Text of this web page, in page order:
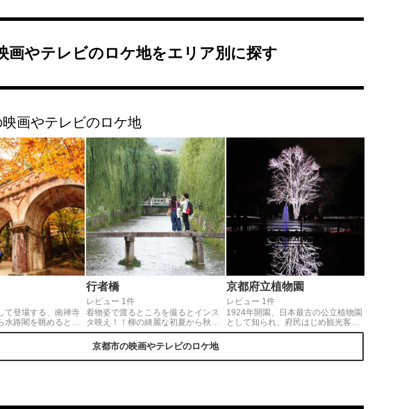
画やテレビのロケ地をエリア別に探す
画やテレビのロケ地
て登場する、南禅寺
水路閣を眺めると圧
がる、、、紅葉の季
行者橋
レビュー 1件
着物姿で渡るところを撮るとインス
タ映え！！柳の綺麗な初夏から秋ま
でがオススメです！
京都府立植物園
レビュー 1件
1924年開園、日本最古の公立植物園
として知られ、府民はじめ観光客に
も親しまれている。近年は夜間開放
る」のロケ地としても話題を集めて
京都市の映画やテレビのロケ地